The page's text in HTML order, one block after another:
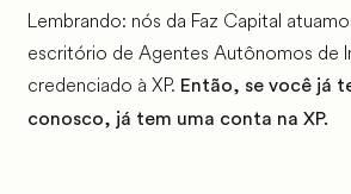
Lembrando: nós da Faz Capital
escritório de Agentes Autônomos de
credenciado à XP. Então, se você já
conosco, já tem uma conta na XP.